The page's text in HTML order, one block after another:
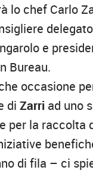
lo chef Carlo
e
Bureau.
occasione
di Zarri ad uno
per la raccolta
di fila – ci